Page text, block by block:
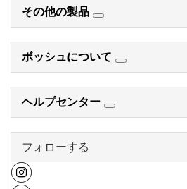
その他の製品
ボッシュについて
ヘルプセンター
フォローする